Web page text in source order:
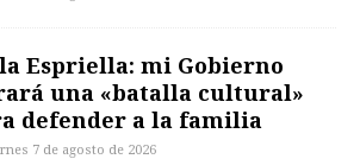
Espriella: mi Gobierno
una «batalla cultural»
defender a la familia
7 de agosto de 2026